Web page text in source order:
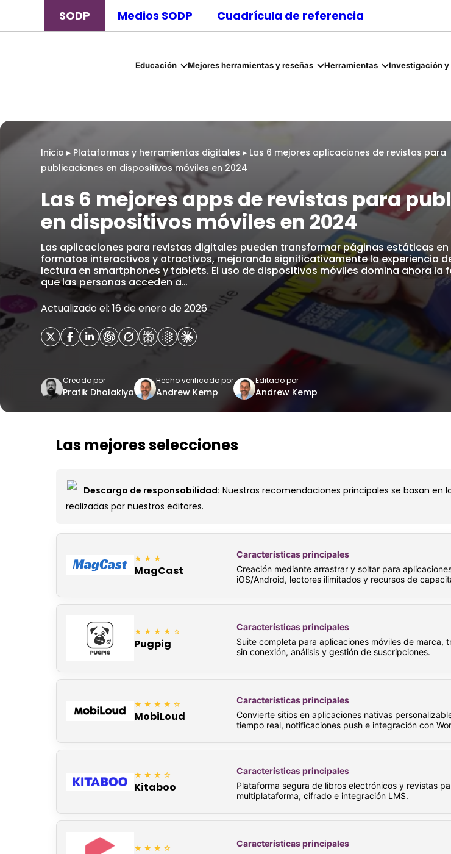
SODP Medios SODP Cuadrícula de referencia
Educación Mejores herramientas y reseñas Herramientas Investigación y
Inicio ▸ Plataformas y herramientas digitales ▸ Las 6 mejores aplicaciones de revistas para
publicaciones en dispositivos móviles en 2024
Las 6 mejores apps de revistas para
en dispositivos móviles en 2024
Las aplicaciones para revistas digitales pueden transformar páginas estáticas en
formatos interactivos y atractivos, mejorando significativamente la experiencia
lectura en smartphones y tablets. El uso de dispositivos móviles domina ahora la
que las personas acceden a…
Actualizado el: 16 de enero de 2026
Creado por
Pratik Dholakiya
Hecho verificado por
Andrew Kemp
Editado por
Andrew Kemp
Las mejores selecciones
Descargo de responsabilidad: Nuestras recomendaciones principales se basan en
realizadas por nuestros editores.
★★★
MagCast
Características principales
Creación mediante arrastrar y soltar para
iOS/Android, lectores ilimitados y recursos de
★★★★☆
Pugpig
Características principales
Suite completa para aplicaciones móviles de marca,
sin conexión, análisis y gestión de suscripciones.
★★★★☆
MobiLoud
Características principales
Convierte sitios en aplicaciones nativas
tiempo real, notificaciones push e integración con
★★★☆
Kitaboo
Características principales
Plataforma segura de libros electrónicos y revistas
multiplataforma, cifrado e integración LMS.
★★★☆
Características principales